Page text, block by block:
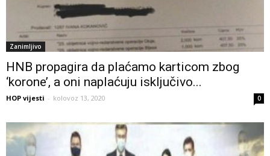
Zanimljivo
HNB propagira da plaćamo karticom zbog
‘korone’, a oni naplaćuju isključivo...
HOP vijesti - kolovoz 13, 2020 0